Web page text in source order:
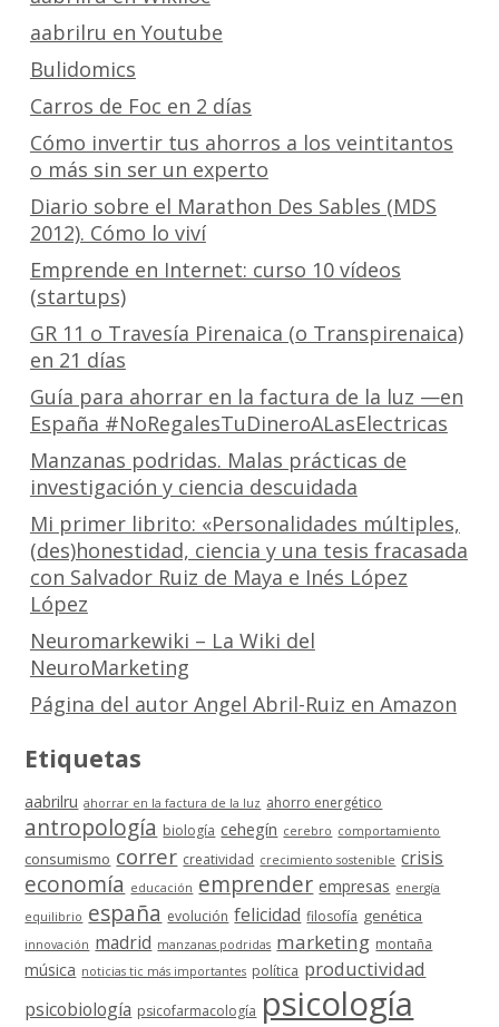
aabrilru en Youtube
Bulidomics
Carros de Foc en 2 días
Cómo invertir tus ahorros a los veintitantos
o más sin ser un experto
Diario sobre el Marathon Des Sables (MDS
2012). Cómo lo viví
Emprende en Internet: curso 10 vídeos
(startups)
GR 11 o Travesía Pirenaica (o Transpirenaica)
en 21 días
Guía para ahorrar en la factura de la luz —en
España #NoRegalesTuDineroALasElectricas
Manzanas podridas. Malas prácticas de
investigación y ciencia descuidada
Mi primer librito: «Personalidades múltiples,
(des)honestidad, ciencia y una tesis fracasada
con Salvador Ruiz de Maya e Inés López
López
Neuromarkewiki – La Wiki del
NeuroMarketing
Página del autor Angel Abril-Ruiz en Amazon
Etiquetas
aabrilru ahorrar en la factura de la luz ahorro energético
antropología biología cehegín cerebro comportamiento
consumismo correr creatividad crecimiento sostenible crisis
economía educación emprender empresas energía
equilibrio españa evolución felicidad filosofía genética
innovación madrid manzanas podridas marketing montaña
música noticias tic más importantes política productividad
psicobiología psicofarmacología psicología